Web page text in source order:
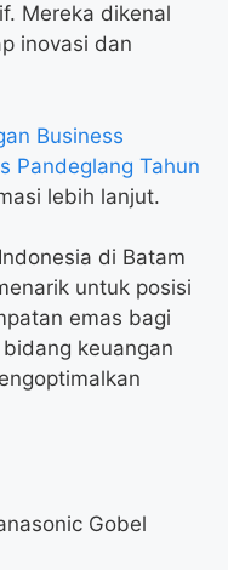
Mereka dikenal
inovasi dan
Business
Pandeglang Tahun
lebih lanjut.
di Batam
untuk posisi
emas bagi
keuangan
Gobel